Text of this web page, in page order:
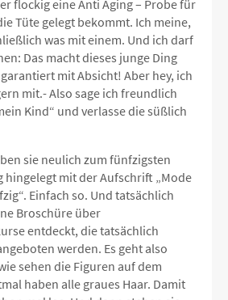
flockig eine Anti Aging – Probe für
Tüte gelegt bekommt. Ich meine,
was mit einem. Und ich darf
Das macht dieses junge Ding
mit Absicht! Aber hey, ich
mit.- Also sage ich freundlich
Kind“ und verlasse die süßlich
sie neulich zum fünfzigsten
hingelegt mit der Aufschrift „Mode
Einfach so. Und tatsächlich
Broschüre über
entdeckt, die tatsächlich
werden. Es geht also
sehen die Figuren auf dem
haben alle graues Haar. Damit